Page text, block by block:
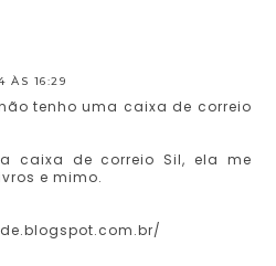
ÀS 16:29
tenho uma caixa de correio
caixa de correio Sil, ela me
e mimo.